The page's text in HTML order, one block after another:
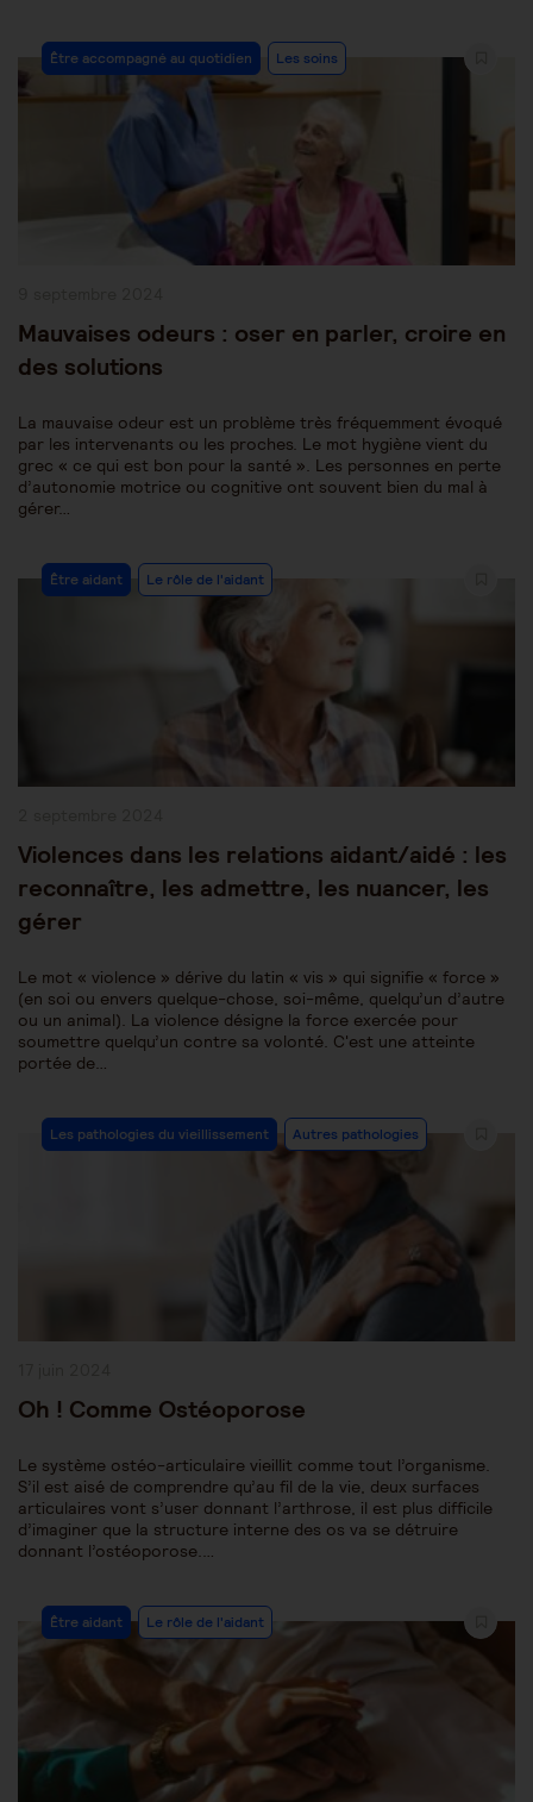
Post
Category:
Être accompagné au quotidien Les soins
Mauvaises odeurs : oser en parler, croire en
des solutions
La mauvaise odeur est un problème très fréquemment évoqué
par les intervenants ou les proches. Le mot hygiène vient du
grec « ce qui est bon pour la santé ». Les personnes en perte
d’autonomie motrice ou cognitive ont souvent bien du mal à
gérer…
Post
Category:
Être aidant Le rôle de l'aidant
Violences dans les relations aidant/aidé : les
reconnaître, les admettre, les nuancer, les
gérer
Le mot « violence » dérive du latin « vis » qui signifie « force »
(en soi ou envers quelque-chose, soi-même, quelqu’un d’autre
ou un animal). La violence désigne la force exercée pour
soumettre quelqu’un contre sa volonté. C'est une atteinte
portée de…
Post
Category:
Les pathologies du vieillissement Autres pathologies
Oh ! Comme Ostéoporose
Le système ostéo-articulaire vieillit comme tout l’organisme.
S’il est aisé de comprendre qu’au fil de la vie, deux surfaces
articulaires vont s’user donnant l’arthrose, il est plus difficile
d’imaginer que la structure interne des os va se détruire
donnant l’ostéoporose.…
Post
Category:
Être aidant Le rôle de l'aidant